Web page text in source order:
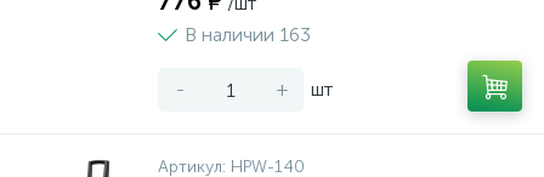
В наличии 163
- + шт
Артикул: HPW-140